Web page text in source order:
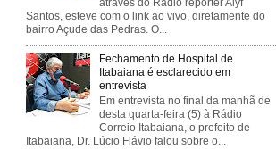
através do Rádio repórter Alyf
Santos, esteve com o link ao vivo, diretamente do
bairro Açude das Pedras. O...
Fechamento de Hospital de
Itabaiana é esclarecido em
entrevista
Em entrevista no final da manhã de
desta quarta-feira (5) à Rádio
Correio Itabaiana, o prefeito de
Itabaiana, Dr. Lúcio Flávio falou sobre o...